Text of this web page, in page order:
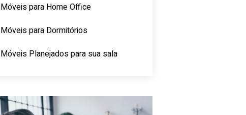
Móveis para Home Office
Móveis para Dormitórios
Móveis Planejados para sua sala